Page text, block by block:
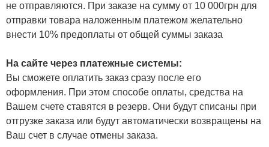
не отправляются. При заказе на сумму от 10 000грн для
отправки товара наложенным платежом желательно
внести 10% предоплаты от общей суммы заказа
На сайте через платежные системы:
Вы сможете оплатить заказ сразу после его
оформления. При этом способе оплаты, средства на
Вашем счете ставятся в резерв. Они будут списаны при
отгрузке заказа или будут автоматически возвращены на
Ваш счет в случае отмены заказа.